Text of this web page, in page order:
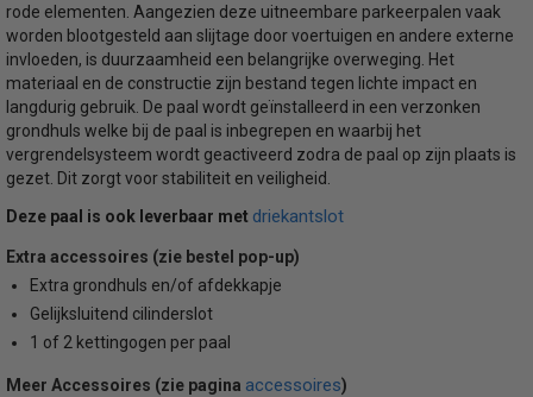
rode elementen. Aangezien deze uitneembare parkeerpalen vaak
worden blootgesteld aan slijtage door voertuigen en andere externe
invloeden, is duurzaamheid een belangrijke overweging. Het
materiaal en de constructie zijn bestand tegen lichte impact en
langdurig gebruik. De paal wordt geïnstalleerd in een verzonken
grondhuls welke bij de paal is inbegrepen en waarbij het
vergrendelsysteem wordt geactiveerd zodra de paal op zijn plaats is
gezet. Dit zorgt voor stabiliteit en veiligheid.
Deze paal is ook leverbaar met driekantslot
Extra accessoires (zie bestel pop-up)
Extra grondhuls en/of afdekkapje
Gelijksluitend cilinderslot
1 of 2 kettingogen per paal
Meer Accessoires (zie pagina accessoires)